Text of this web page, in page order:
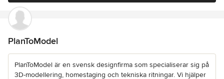
PlanToModel
PlanToModel är en svensk designfirma som specialiserar sig på
3D-modellering, homestaging och tekniska ritningar. Vi hjälper